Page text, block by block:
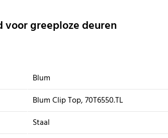
voor greeploze deuren
Blum
Blum Clip Top, 70T6550.TL
Staal